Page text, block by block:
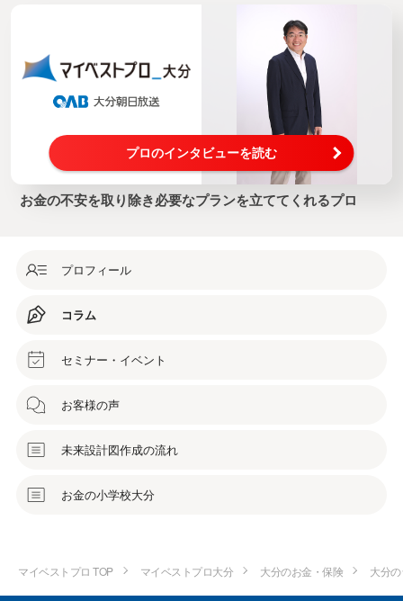
プロのインタビューを読む
お金の不安を取り除き必要なプランを立ててくれるプロ
プロフィール
コラム
セミナー・イベント
お客様の声
未来設計図作成の流れ
お金の小学校大分
マイベストプロ TOP マイベストプロ大分 大分のお金・保険 大分